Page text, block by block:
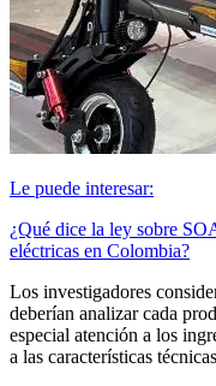
Le puede interesar:
¿Qué dice la ley sobre
eléctricas en Colombia?
Los investigadores
deberían analizar cada
especial atención a los
a las características